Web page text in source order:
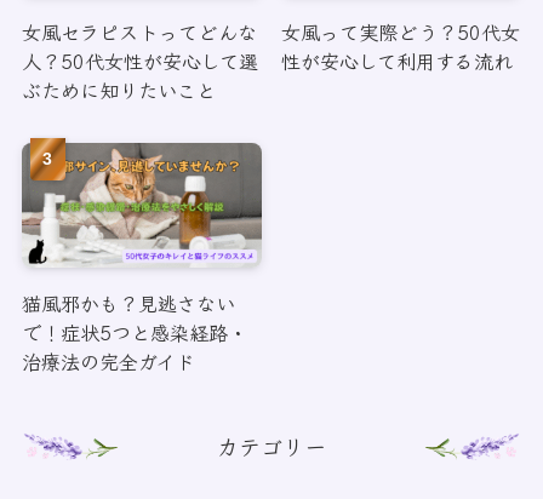
女風セラピストってどんな
人？50代女性が安心して選
ぶために知りたいこと
女風って実際どう？50代女
性が安心して利用する流れ
猫風邪かも？見逃さない
で！症状5つと感染経路・
治療法の完全ガイド
カテゴリー